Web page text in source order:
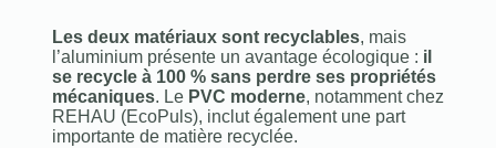
Les deux matériaux sont recyclables, mais
l’aluminium présente un avantage écologique : il
se recycle à 100 % sans perdre ses propriétés
mécaniques. Le PVC moderne, notamment chez
REHAU (EcoPuls), inclut également une part
importante de matière recyclée.